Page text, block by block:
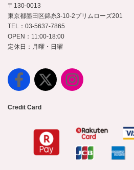
〒130-0013
東京都墨田区錦糸3-10-2プリムローズ201
TEL：03-5637-7865
OPEN：11:00-18:00
定休日：月曜・日曜
Credit Card